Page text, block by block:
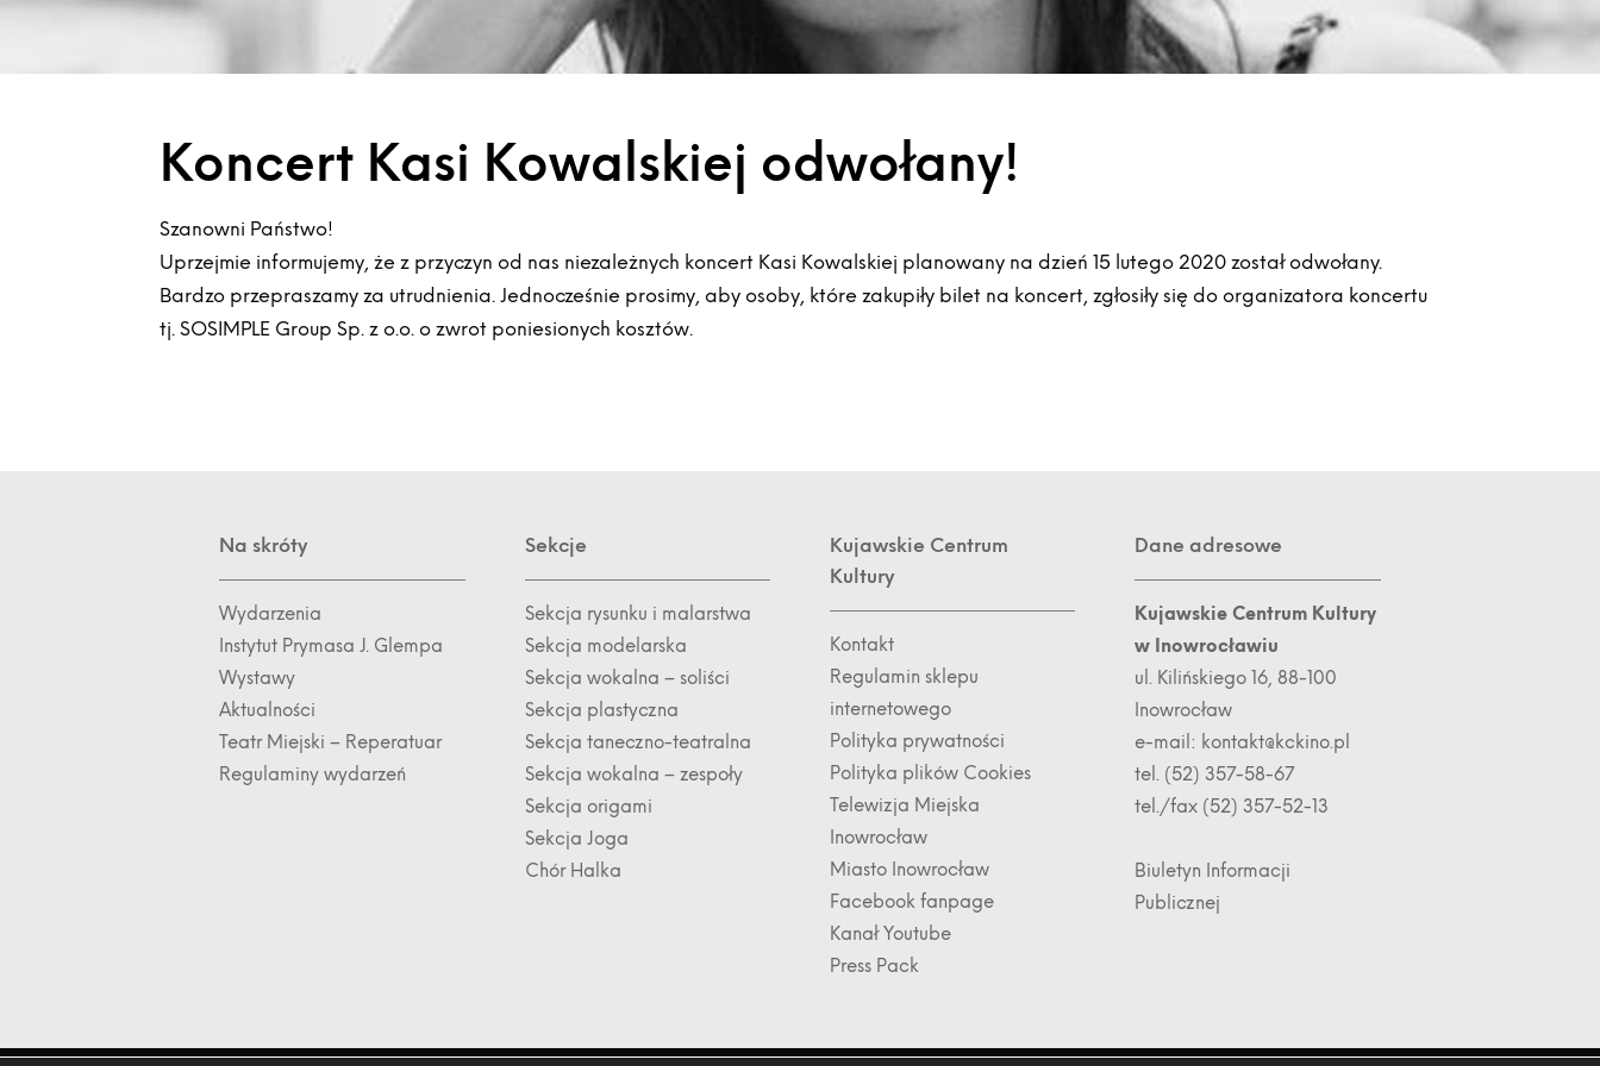
Koncert Kasi Kowalskiej odwołany!
Szanowni Państwo!
Uprzejmie informujemy, że z przyczyn od nas niezależnych koncert Kasi Kowalskiej planowany na dzień 15 lutego 2020 został odwołany.
Bardzo przepraszamy za utrudnienia. Jednocześnie prosimy, aby osoby, które zakupiły bilet na koncert, zgłosiły się do organizatora koncertu
tj. SOSIMPLE Group Sp. z o.o. o zwrot poniesionych kosztów.
Na skróty
Wydarzenia
Instytut Prymasa J. Glempa
Wystawy
Aktualności
Teatr Miejski – Reperatuar
Regulaminy wydarzeń
Sekcje
Sekcja rysunku i malarstwa
Sekcja modelarska
Sekcja wokalna – soliści
Sekcja plastyczna
Sekcja taneczno-teatralna
Sekcja wokalna – zespoły
Sekcja origami
Sekcja Joga
Chór Halka
Kujawskie Centrum
Kultury
Kontakt
Regulamin sklepu
internetowego
Polityka prywatności
Polityka plików Cookies
Telewizja Miejska
Inowrocław
Miasto Inowrocław
Facebook fanpage
Kanał Youtube
Press Pack
Dane adresowe
Kujawskie Centrum Kultury
w Inowrocławiu
ul. Kilińskiego 16, 88-100
Inowrocław
e-mail: kontakt@kckino.pl
tel. (52) 357-58-67
tel./fax (52) 357-52-13
Biuletyn Informacji
Publicznej